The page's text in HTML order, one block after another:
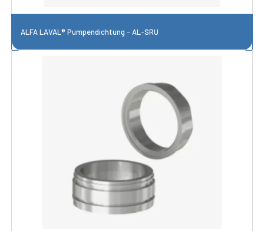
ALFA LAVAL® Pumpendichtung - AL-SRU